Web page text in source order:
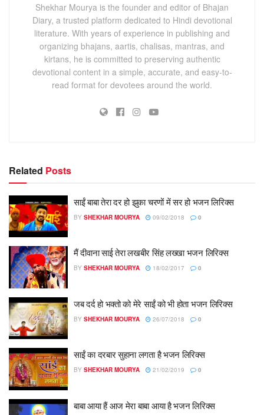
Shekhar Mourya is the founder and editor of Bhajan
Diary, a trusted platform dedicated to Hindi devotional
literature. With years of experience in publishing and
organizing bhajans, aartis, chalisas, mantras, and
kirtans, he is committed to preserving authentic
devotional content in a simple, accurate, and easy-to-
read format for devotees around the world.
Related Posts
साईं बाबा तेरा दर हो झुका चरणों में सर हो भजन लिरिक्स
BY SHEKHAR MOURYA 09/02/2018 0
मैं दीवाना साई तेरा लखबीर सिंह लख्खा भजन लिरिक्स
BY SHEKHAR MOURYA 18/02/2017 0
जब दर्द हो भक्तो को मेरे साईं को भी होता भजन लिरिक्स
BY SHEKHAR MOURYA 26/07/2018 0
साईं का दरबार सुहाना लगता है भजन लिरिक्स
BY SHEKHAR MOURYA 21/02/2019 0
बाबा आया हैं आज मेरा बाबा आया है भजन लिरिक्स